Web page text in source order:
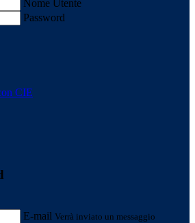
Nome Utente
Password
CIE
E-mail Verrà inviato un messaggio